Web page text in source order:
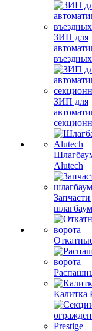
ЗИП для
ЗИП для
Alutech
Запчасти
Калитка